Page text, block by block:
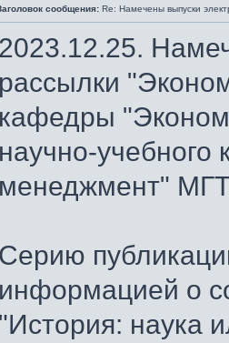
сообщения: Re: Намечены выпуски
2023.12.25.
рассылки
кафедры
научно-
менеджмент"
Серию
информацией о
"История: наука